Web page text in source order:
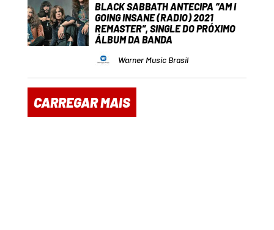
BLACK SABBATH ANTECIPA “AM I
GOING INSANE (RADIO) 2021
REMASTER”, SINGLE DO PRÓXIMO
ÁLBUM DA BANDA
Warner Music Brasil
CARREGAR MAIS